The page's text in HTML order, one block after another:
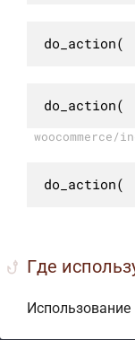
do_action(
do_action(
Где
Использование